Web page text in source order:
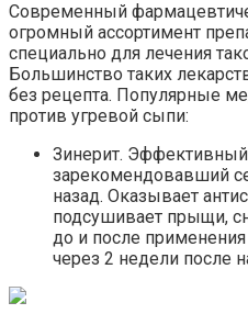
Современный
огромный ассортимент
специально для лечения
Большинство таких
без рецепта. Популярные
против угревой сыпи:
Зинерит.
зарекомендовавший
назад. Оказывает
подсушивает прыщи,
до и после
через 2 недели после